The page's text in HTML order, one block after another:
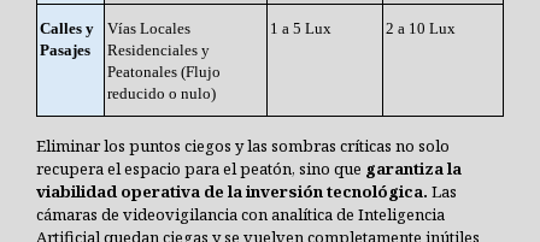
Calles y
Pasajes
Vías Locales
Residenciales y
Peatonales (Flujo
reducido o nulo)
1 a 5 Lux 2 a 10 Lux
Eliminar los puntos ciegos y las sombras críticas no solo
recupera el espacio para el peatón, sino que garantiza la
viabilidad operativa de la inversión tecnológica. Las
cámaras de videovigilancia con analítica de Inteligencia
Artificial quedan ciegas y se vuelven completamente inútiles